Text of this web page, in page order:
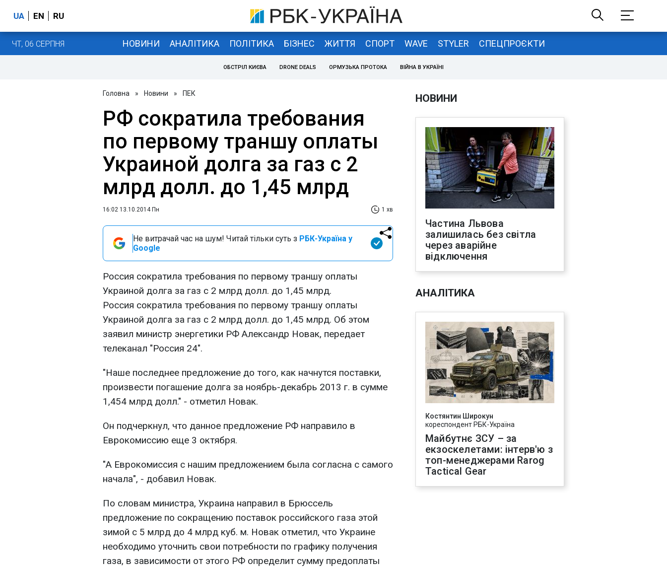
UA EN RU
ЧТ, 06 СЕРПНЯ НОВИНИ АНАЛІТИКА ПОЛІТИКА БІЗНЕС ЖИТТЯ СПОРТ WAVE STYLER СПЕЦПРОЄКТИ
ОБСТРІЛ КИЄВА DRONE DEALS ОРМУЗЬКА ПРОТОКА ВІЙНА В УКРАЇНІ
Головна » Новини » ПЕК
РФ сократила требования
по первому траншу оплаты
Украиной долга за газ с 2
млрд долл. до 1,45 млрд
16:02 13.10.2014 Пн 1 хв
Не витрачай час на шум! Читай тільки суть з РБК-Україна у
Google
Россия сократила требования по первому траншу оплаты
Украиной долга за газ с 2 млрд долл. до 1,45 млрд.
Россия сократила требования по первому траншу оплаты
Украиной долга за газ с 2 млрд долл. до 1,45 млрд. Об этом
заявил министр энергетики РФ Александр Новак, передает
телеканал "Россия 24".
"Наше последнее предложение до того, как начнутся поставки,
произвести погашение долга за ноябрь-декабрь 2013 г. в сумме
1,454 млрд долл." - отметил Новак.
Он подчеркнул, что данное предложение РФ направило в
Еврокомиссию еще 3 октября.
"А Еврокомиссия с нашим предложением была согласна с самого
начала", - добавил Новак.
По словам министра, Украина направил в Брюссель
предложение по сокращению поставок российского газа этой
зимой с 5 млрд до 4 млрд куб. м. Новак отметил, что Украине
необходимо уточнить свои потребности по графику получения
газа, в зависимости от этого РФ определит сумму предоплаты
НОВИНИ
Частина Львова
залишилась без світла
через аварійне
відключення
АНАЛІТИКА
Костянтин Широкун
кореспондент РБК-Україна
Майбутнє ЗСУ – за
екзоскелетами: інтерв'ю з
топ-менеджерами Rarog
Tactical Gear